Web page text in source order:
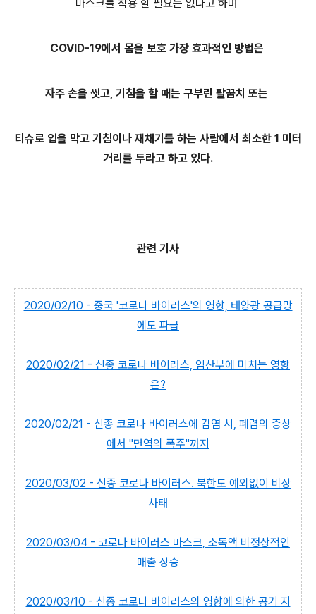
마스크를 착용 할 필요는 없다고 하며
COVID-19에서 몸을 보호 가장 효과적인 방법은
자주 손을 씻고, 기침을 할 때는 구부린 팔꿈치 또는
티슈로 입을 막고 기침이나 재채기를 하는 사람에서 최소한 1 미터
거리를 두라고 하고 있다.
관련 기사
2020/02/10 - 중국 '코로나 바이러스'의 영향, 태양광 공급망
에도 파급
2020/02/21 - 신종 코로나 바이러스, 임산부에 미치는 영향
은?
2020/02/21 - 신종 코로나 바이러스에 감염 시, 폐렴의 증상
에서 "면역의 폭주"까지
2020/03/02 - 신종 코로나 바이러스. 북한도 예외없이 비상
사태
2020/03/04 - 코로나 바이러스 마스크, 소독액 비정상적인
매출 상승
2020/03/10 - 신종 코로나 바이러스의 영향에 의한 공기 지